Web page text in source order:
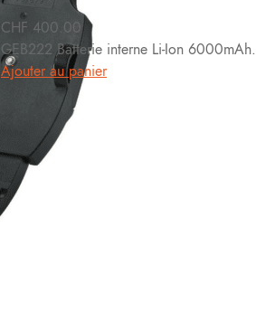
CHF 400.00
GEB222 Batterie interne Li-Ion 6000mAh.
Ajouter au panier